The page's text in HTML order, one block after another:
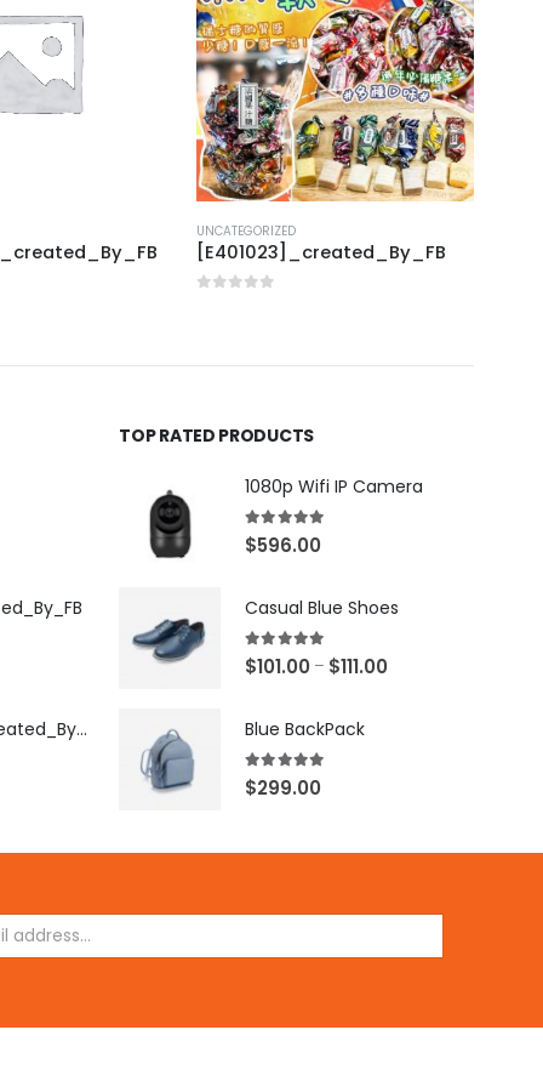
UNCATEGORIZED
[E401023]_created_By_FB
[X503248Z]_Created_By_FB
TOP RATED PRODUCTS
1080p Wifi IP Camera
5.00out of 5
$596.00
Casual Blue Shoes
5.00 out of 5
$101.00 – $111.00
Blue BackPack
5.00out of 5
$299.00